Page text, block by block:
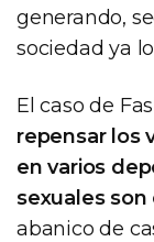
generando,
sociedad ya
El caso de
repensar los
en varios
sexuales
abanico de